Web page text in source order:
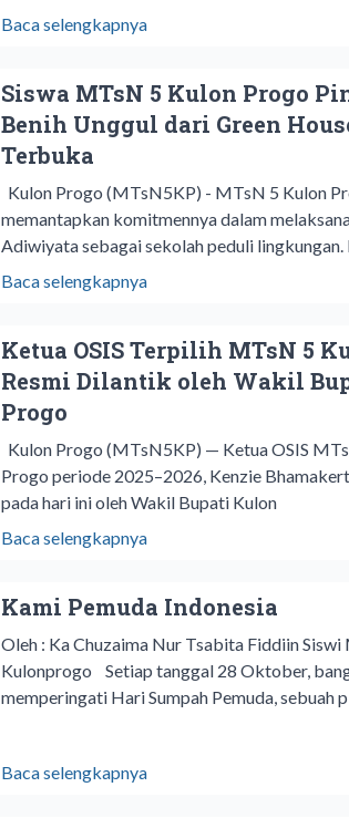
Baca selengkapnya
Siswa MTsN 5 Kulon Progo
Benih Unggul dari Green
Terbuka
Kulon Progo (MTsN5KP) - MTsN 5 Kulon
memantapkan komitmennya dalam
Adiwiyata sebagai sekolah peduli lingkungan.
Baca selengkapnya
Ketua OSIS Terpilih MTsN 5
Resmi Dilantik oleh Wakil
Progo
Kulon Progo (MTsN5KP) — Ketua OSIS
Progo periode 2025–2026, Kenzie
pada hari ini oleh Wakil Bupati Kulon
Baca selengkapnya
Kami Pemuda Indonesia
Oleh : Ka Chuzaima Nur Tsabita Fiddiin Siswi
Kulonprogo Setiap tanggal 28 Oktober,
memperingati Hari Sumpah Pemuda, sebuah p
Baca selengkapnya